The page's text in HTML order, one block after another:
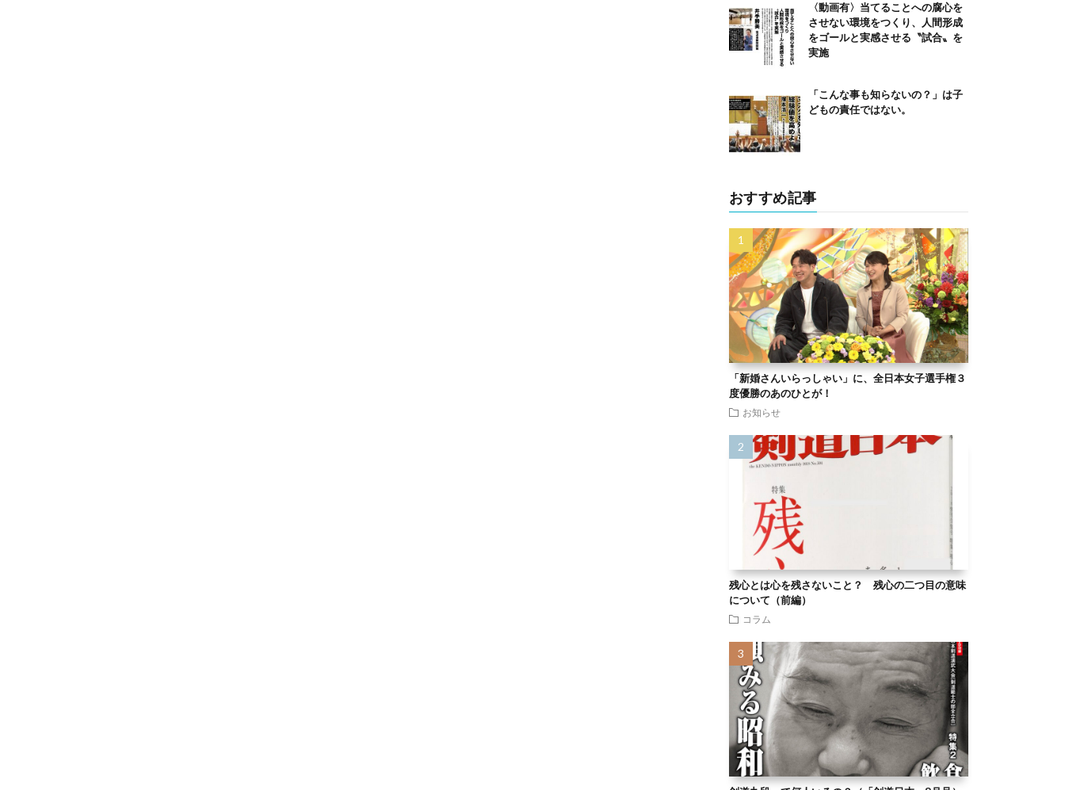
〈動画有〉当てることへの腐心を
させない環境をつくり、人間形成
をゴールと実感させる〝試合〟を
実施
「こんな事も知らないの？」は子
どもの責任ではない。
おすすめ記事
「新婚さんいらっしゃい」に、全日本女子選手権３
度優勝のあのひとが！
お知らせ
残心とは心を残さないこと？ 残心の二つ目の意味
について（前編）
コラム